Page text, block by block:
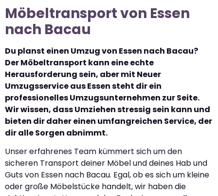
Möbeltransport von Essen
nach Bacau
Du planst einen Umzug von Essen nach Bacau?
Der Möbeltransport kann eine echte
Herausforderung sein, aber mit Neuer
Umzugsservice aus Essen steht dir ein
professionelles Umzugsunternehmen zur Seite.
Wir wissen, dass Umziehen stressig sein kann und
bieten dir daher einen umfangreichen Service, der
dir alle Sorgen abnimmt.
Unser erfahrenes Team kümmert sich um den
sicheren Transport deiner Möbel und deines Hab und
Guts von Essen nach Bacau. Egal, ob es sich um kleine
oder große Möbelstücke handelt, wir haben die